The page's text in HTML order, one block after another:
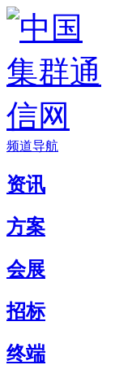
频道导航
资讯
方案
会展
招标
终端